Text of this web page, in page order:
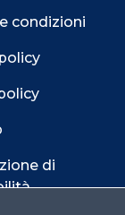
condizioni
di